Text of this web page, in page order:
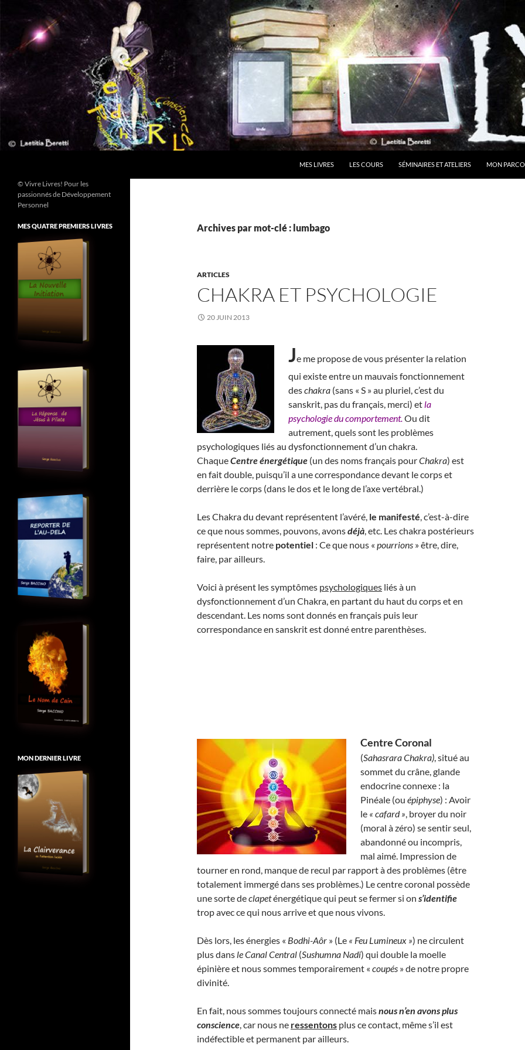
contenu
MES LIVRES LES COURS SÉMINAIRES ET ATELIERS MON
Archives par mot-clé : lumbago
ARTICLES
CHAKRA ET PSYCHOLOGIE
20 JUIN 2013
Je me propose de vous présenter la relation
qui existe entre un mauvais fonctionnement
deschakra (sans « S » au pluriel, c’est du
sanskrit, pas du français, merci) etla
psychologie du comportement.Ou dit
autrement, quels sont les problèmes
psychologiques liés au dysfonctionnement d’un chakra.
ChaqueCentre énergétique (un des noms français pourChakra) est
en fait double, puisqu’il a une correspondance devant le corps et
derrière le corps (dans le dos et le long de l’axe vertébral.)
Les Chakra du devant représentent l’avéré, le manifesté, c’est-à-dire
ce que nous sommes, pouvons, avonsdéjà, etc. Les chakra postérieurs
représentent notre potentiel : Ce que nous « pourrions » être, dire,
faire, par ailleurs.
Voici à présent les symptômes psychologiques liés à un
dysfonctionnement d’un Chakra, en partant du haut du corps et en
descendant. Les noms sont donnés en français puis leur
correspondance en sanskrit est donné entre parenthèses.
Centre Coronal
(Sahasrara Chakra), situé au
sommet du crâne, glande
endocrine connexe : la
Pinéale (ou épiphyse) : Avoir
le « cafard », broyer du noir
(moral à zéro) se sentir seul,
abandonné ou incompris,
mal aimé. Impression de
tourner en rond, manque de recul par rapport à des problèmes (être
totalement immergé dans ses problèmes.) Le centre coronal possède
une sorte declapeténergétique qui peut se fermer si on s’identifie
trop avec ce qui nous arrive et que nous vivons.
Dès lors, les énergies « Bodhi-Aôr » (Le « Feu Lumineux ») ne circulent
plus dans le Canal Central (Sushumna Nadi) qui double la moelle
épinière et nous sommes temporairement « coupés » de notre propre
divinité.
En fait, nous sommes toujours connecté maisnous n’en avons plus
conscience, car nous ne ressentons plus ce contact, même s’il est
indéfectible et permanent par ailleurs.
© Vivre Livres! Pour les
passionnés de Développement
Personnel
MES QUATRE PREMIERS LIVRES
MON DERNIER LIVRE